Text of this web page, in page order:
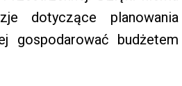
dotyczące planowania
budżetem